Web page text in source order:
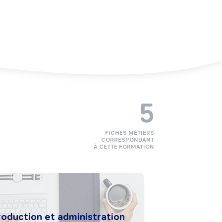
et administration
5
FICHES MÉTIERS
CORRESPONDANT
À CETTE FORMATION